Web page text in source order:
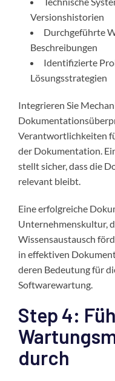
Versionshistorien
Durchgeführte
Beschreibungen
Identifizierte
Lösungsstrategien
Integrieren Sie
Verantwortlichkeiten
der Dokumentation.
stellt sicher, dass die
relevant bleibt.
Eine erfolgreiche
Unternehmenskultur,
Wissensaustausch
in effektiven
deren Bedeutung für
Softwarewartung.
Step 4:
durch